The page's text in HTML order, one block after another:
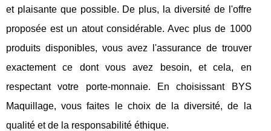
et plaisante que possible. De plus, la diversité de l'offre
proposée est un atout considérable. Avec plus de 1000
produits disponibles, vous avez l'assurance de trouver
exactement ce dont vous avez besoin, et cela, en
respectant votre porte-monnaie. En choisissant BYS
Maquillage, vous faites le choix de la diversité, de la
qualité et de la responsabilité éthique.